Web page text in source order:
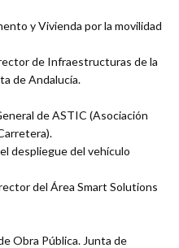
y Vivienda por la movilidad
de Infraestructuras de la
de Andalucía.
de ASTIC (Asociación
despliegue del vehículo
del Área Smart Solutions
Obra Pública. Junta de